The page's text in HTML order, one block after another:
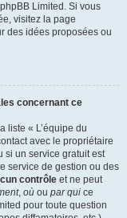
Limited. Si vous
visitez la page
des idées proposées ou
concernant ce
liste « L’équipe du
avec le propriétaire
si un service gratuit est
service de gestion ou des
contrôle et ne peut
, où ou par qui ce
pour toute question